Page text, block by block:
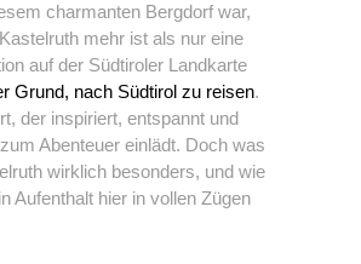
charmanten Bergdorf war,
mehr ist als nur eine
auf der Südtiroler Landkarte
Grund, nach Südtirol zu reisen.
der inspiriert, entspannt und
Abenteuer einlädt. Doch was
wirklich besonders, und wie
Aufenthalt hier in vollen Zügen